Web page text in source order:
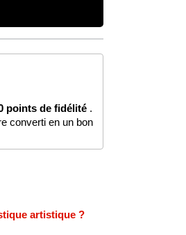
points de fidélité.
converti en un bon
artistique ?